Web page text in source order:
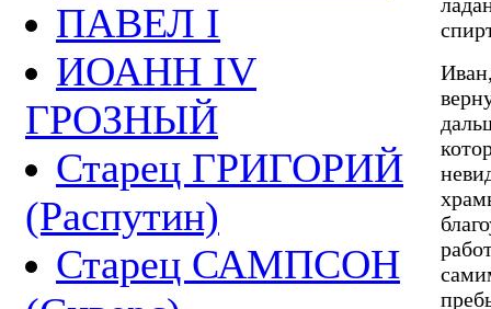
ПАВЕЛ I
ИОАНН IV
ГРОЗНЫЙ
Старец ГРИГОРИЙ
(Распутин)
Старец САМПСОН